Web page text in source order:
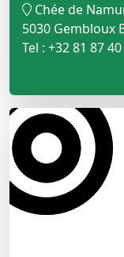
Chée de
5030 Gembloux
Tel : +32 81 87